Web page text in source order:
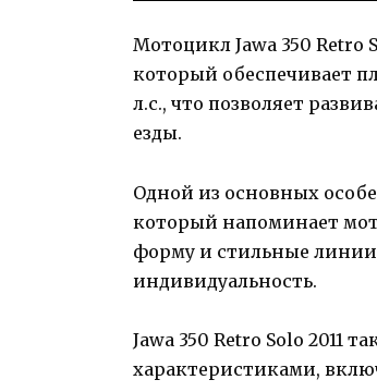
Мотоцикл Jawa 350 Retro
который обеспечивает
л.с., что позволяет
езды.
Одной из основных
который напоминает
форму и стильные
индивидуальность.
Jawa 350 Retro Solo 2011
характеристиками,